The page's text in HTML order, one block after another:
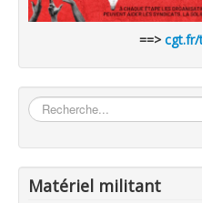
==>
Rechercher
Matériel militant